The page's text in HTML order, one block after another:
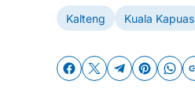
Kalteng Kuala Kapuas